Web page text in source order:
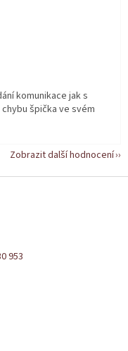
hvězdiček.
komunikace jak s
špička ve svém
Zobrazit další hodnocení
953